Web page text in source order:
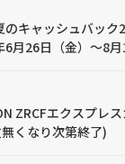
キャッシュバック
月26日（金）～8月
ZRCFエクスプレ
くなり次第終了)